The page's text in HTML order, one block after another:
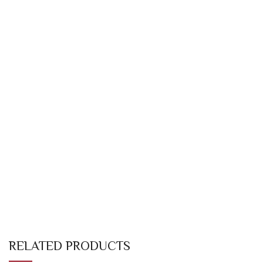
RELATED PRODUCTS